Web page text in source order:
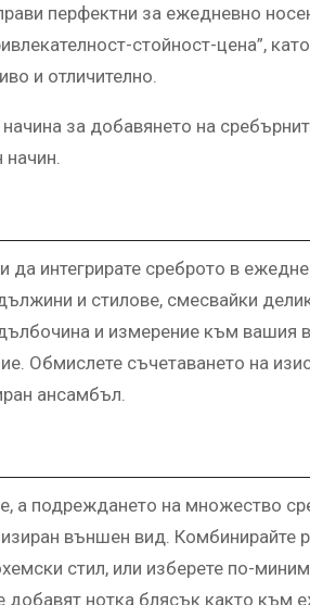
перфектни за ежедневно
стойност-цена”,
и отличително.
за добавянето на
интегрирате среброто в
и стилове, смесвайки
и измерение към вашия
Обмислете съчетаването на
ансамбъл.
а подреждането на множество
външен вид. Комбинирайте
стил, или изберете по-
нотка блясък както към